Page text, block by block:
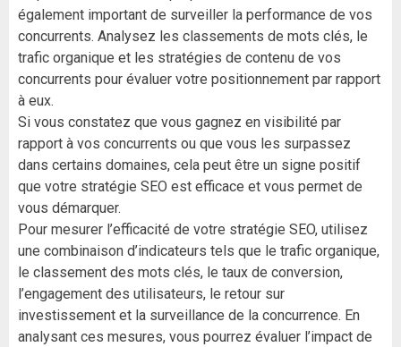
également important de surveiller la performance de vos
concurrents. Analysez les classements de mots clés, le
trafic organique et les stratégies de contenu de vos
concurrents pour évaluer votre positionnement par rapport
à eux.
Si vous constatez que vous gagnez en visibilité par
rapport à vos concurrents ou que vous les surpassez
dans certains domaines, cela peut être un signe positif
que votre stratégie SEO est efficace et vous permet de
vous démarquer.
Pour mesurer l’efficacité de votre stratégie SEO, utilisez
une combinaison d’indicateurs tels que le trafic organique,
le classement des mots clés, le taux de conversion,
l’engagement des utilisateurs, le retour sur
investissement et la surveillance de la concurrence. En
analysant ces mesures, vous pourrez évaluer l’impact de